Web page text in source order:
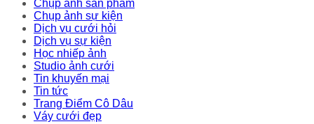
Chụp ảnh sản phẩm
Chụp ảnh sự kiện
Dịch vụ cưới hỏi
Dịch vụ sự kiện
Học nhiếp ảnh
Studio ảnh cưới
Tin khuyến mại
Tin tức
Trang Điểm Cô Dâu
Váy cưới đẹp